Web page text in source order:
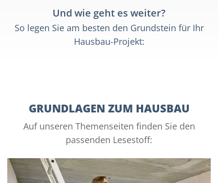
Und wie geht es weiter?
So legen Sie am besten den Grundstein für Ihr
Hausbau-Projekt:
GRUNDLAGEN ZUM HAUSBAU
Auf unseren Themenseiten finden Sie den
passenden Lesestoff: